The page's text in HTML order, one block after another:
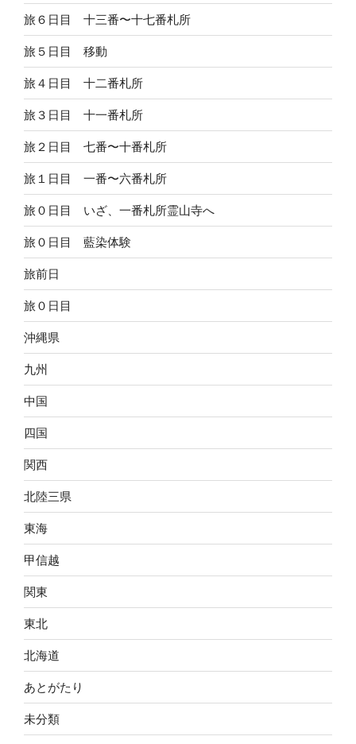
旅６日目 十三番〜十七番札所
旅５日目 移動
旅４日目 十二番札所
旅３日目 十一番札所
旅２日目 七番〜十番札所
旅１日目 一番〜六番札所
旅０日目 いざ、一番札所霊山寺へ
旅０日目 藍染体験
旅前日
旅０日目
沖縄県
九州
中国
四国
関西
北陸三県
東海
甲信越
関東
東北
北海道
あとがたり
未分類